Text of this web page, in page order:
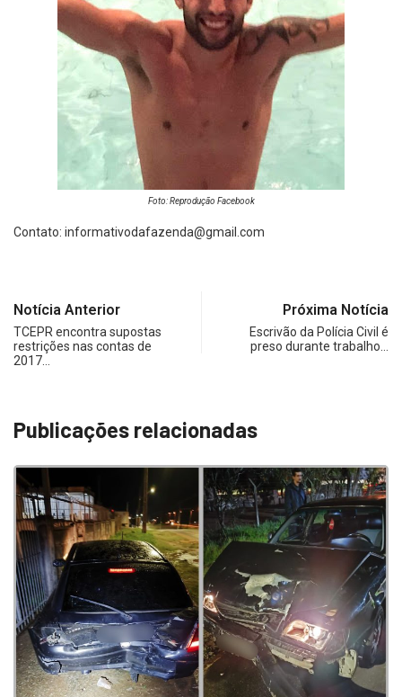
Foto: Reprodução Facebook
Contato: informativodafazenda@gmail.com
Notícia Anterior
TCEPR encontra supostas
restrições nas contas de
2017…
Próxima Notícia
Escrivão da Polícia Civil é
preso durante trabalho…
Publicações relacionadas